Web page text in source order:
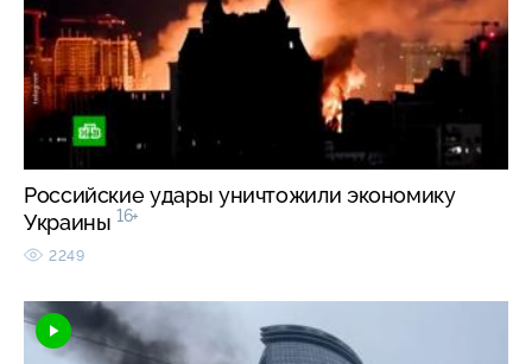
Российские удары уничтожили экономику
Украины 16+
2249